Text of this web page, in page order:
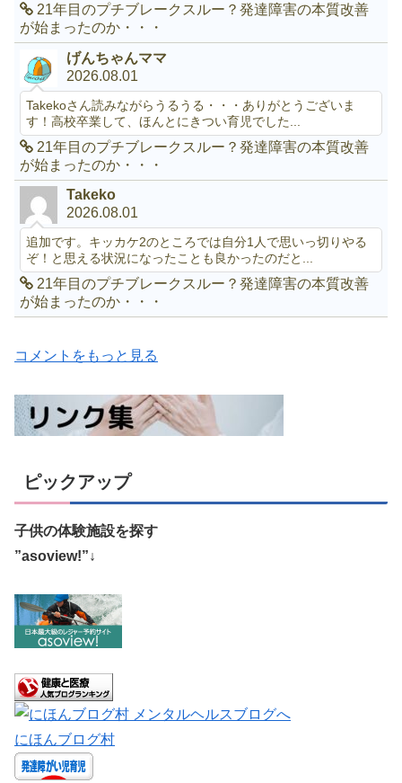
21年目のプチブレークスルー？発達障害の本質改善
が始まったのか・・・
げんちゃんママ
2026.08.01
Takekoさん読みながらうるうる・・・ありがとうございま
す！高校卒業して、ほんとにきつい育児でした...
21年目のプチブレークスルー？発達障害の本質改善
が始まったのか・・・
Takeko
2026.08.01
追加です。キッカケ2のところでは自分1人で思いっ切りやる
ぞ！と思える状況になったことも良かったのだと...
21年目のプチブレークスルー？発達障害の本質改善
が始まったのか・・・
コメントをもっと見る
ピックアップ
子供の体験施設を探す
”asoview!”↓
にほんブログ村